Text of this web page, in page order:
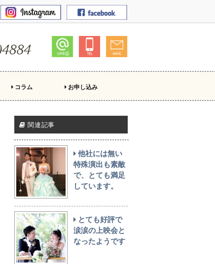
コラム お申し込み
関連記事
他社には無い
特殊演出も素敵
で、とても満足
しています。
とても好評で
涙涙の上映会と
なったようです